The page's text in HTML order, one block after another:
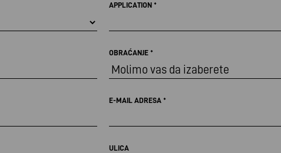
APPLICATION *
OBRAĆANJE *
E-MAIL ADRESA *
ULICA